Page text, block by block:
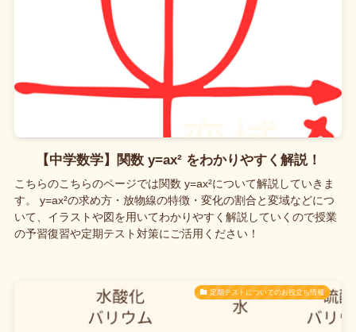
【中学数学】関数 y=ax² をわかりやすく解説！
こちらのこちらのページでは関数 y=ax²について解説していきま
す。 y=ax²の求め方・放物線の特徴・変化の割合と変域などにつ
いて、イラストや図を用いてわかりやすく解説していくので授業
の予習復習や定期テスト対策にご活用ください！
定期テストについてのお役立ち情報